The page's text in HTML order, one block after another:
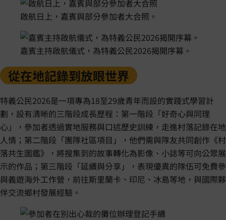
啟航日上，嘉賓與部分參加者大合照。
嘉賓主持啟航儀式，為特義公民2026揭開序幕。
從在地記錄到放眼世界
特義公民2026是一項專為18至29歲青年而設的實踐式學習計
劃，設有清晰的三階段成長歷程：第一階段「好奇心與同理
心」，參加者透過實地服務與口述歷史訓練，走進村落記錄在地
人情；第二階段「團隊社區項目」，他們需與隊友共同創作《村
落共生圖鑑》，將搜集到的故事轉化為影像、小誌等可向公眾展
示的作品；第三階段「延續與分享」，表現優異的隊伍可免費參
與義遊海外工作營，前往斯里蘭卡、印尼、冰島等地，與國際夥
伴交流鄉村發展經驗。